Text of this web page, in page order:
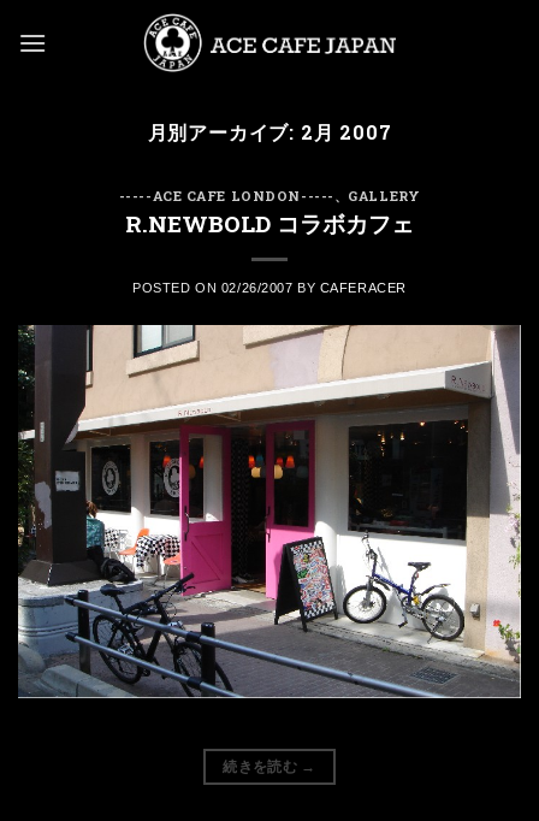
月別アーカイブ: 2月 2007
-----ACE CAFE LONDON----- 、 GALLERY
R.NEWBOLD コラボカフェ
POSTED ON 02/26/2007 BY CAFERACER
続きを読む →